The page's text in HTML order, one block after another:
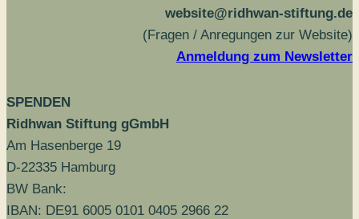
website@ridhwan-stiftung.de
(Fragen / Anregungen zur Website)
Anmeldung zum Newsletter
SPENDEN
Ridhwan Stiftung gGmbH
Am Hasenberge 19
D-22335 Hamburg
BW Bank:
IBAN: DE91 6005 0101 0405 2966 22